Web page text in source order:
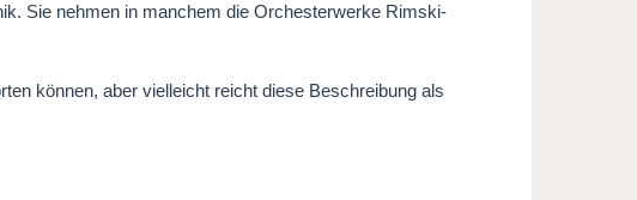
Sie nehmen in manchem die Orchesterwerke Rimski-
können, aber vielleicht reicht diese Beschreibung als